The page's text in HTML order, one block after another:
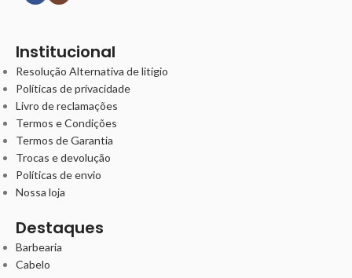
Institucional
Resolução Alternativa de litígio
Políticas de privacidade
Livro de reclamações
Termos e Condições
Termos de Garantia
Trocas e devolução
Políticas de envio
Nossa loja
Destaques
Barbearia
Cabelo